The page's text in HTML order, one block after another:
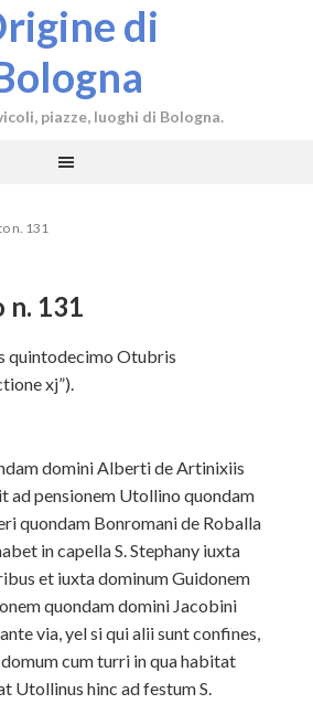
di
piazze, luoghi di Bologna.
n. 131
n. 131
quintodecimo Otubris
xj”).
domini Alberti de Artinixiis
ad pensionem Utollino quondam
quondam Bonromani de Roballa
in capella S. Stephany iuxta
et iuxta dominum Guidonem
quondam domini Jacobini
via, yel si qui alii sunt confines,
cum turri in qua habitat
Utollinus hinc ad festum S.